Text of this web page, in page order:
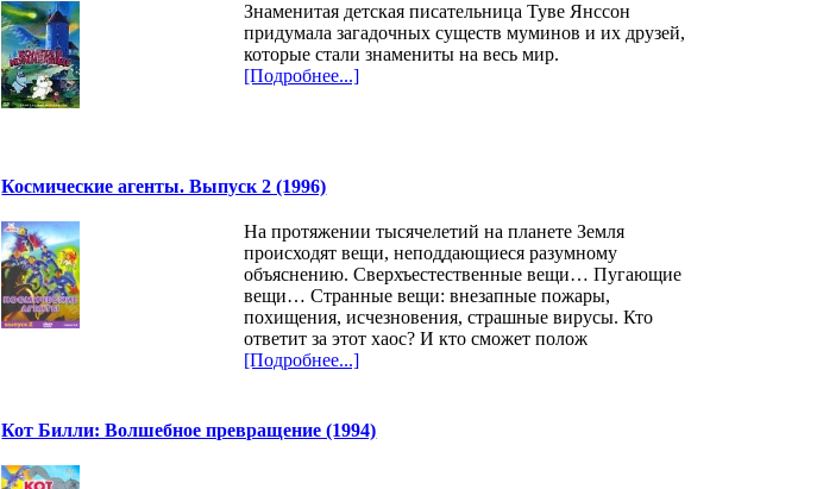
Знаменитая детская писательница Туве Янссон
придумала загадочных существ муминов и их друзей,
которые стали знамениты на весь мир.
[Подробнее...]
Космические агенты. Выпуск 2 (1996)
На протяжении тысячелетий на планете Земля
происходят вещи, неподдающиеся разумному
объяснению. Сверхъестественные вещи… Пугающие
вещи… Странные вещи: внезапные пожары,
похищения, исчезновения, страшные вирусы. Кто
ответит за этот хаос? И кто сможет полож
[Подробнее...]
Кот Билли: Волшебное превращение (1994)